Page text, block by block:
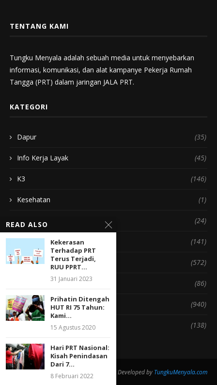
TENTANG KAMI
Tungku Menyala adalah sebuah media untuk menyebarkan
informasi, komunikasi, dan alat kampanye Pekerja Rumah
Tangga (PRT) dalam jaringan JALA PRT.
KATEGORI
Dapur (35)
Info Kerja Layak (45)
K3 (146)
Kesehatan (1)
Membersihkan Rumah (24)
Pengasuhan Anak (141)
Politik & Hukum (572)
(86)
Sosial & Budaya (940)
(138)
@2020 - All Right Reserved. Designed and Developed by TungkuMenyala.com
READ ALSO
Kekerasan
Terhadap PRT
Terus Terjadi,
RUU PPRT...
31 Januari 2023
Prihatin Ditengah
HUT RI 75 Tahun:
Kami...
15 Agustus 2020
Hari PRT Nasional:
Kisah Penindasan
Dari 7...
8 Februari 2022